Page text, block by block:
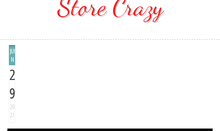
Store Crazy
JUI
N
2
9
20
21